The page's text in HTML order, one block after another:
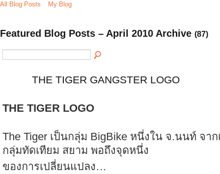
All Blog Posts My Blog
Featured Blog Posts – April 2010 Archive (87)
THE TIGER GANGSTER LOGO
THE TIGER LOGO
The Tiger เป็นกลุ่ม BigBike หนึ่งใน จ.นนท์ จา
กลุ่มทัดเทียม สยาม พอถึงจุดหนึ่ง
ของการเปลี่ยนแปลง…